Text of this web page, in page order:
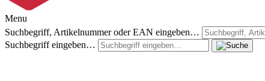
Menu
Suchbegriff, Artikelnummer oder EAN eingeben…
Suchbegriff eingeben…